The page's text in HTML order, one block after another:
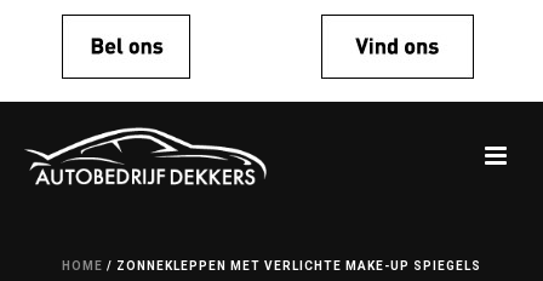
HOME / ZONNEKLEPPEN MET VERLICHTE MAKE-UP SPIEGELS